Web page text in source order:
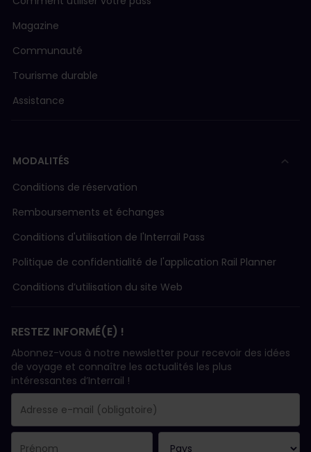
Magazine
Communauté
Tourisme durable
Assistance
MODALITÉS
Conditions de réservation
Remboursements et échanges
Conditions d'utilisation de l'Interrail Pass
Politique de confidentialité de l'application Rail Planner
Conditions d’utilisation du site Web
RESTEZ INFORMÉ(E) !
Abonnez-vous à notre newsletter pour recevoir des idées
de voyage et connaître les actualités les plus
intéressantes d’Interrail !